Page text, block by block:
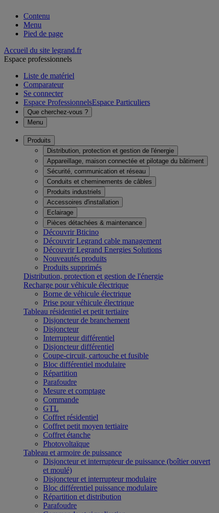
Contenu
Menu
Pied de page
Accueil du site legrand.fr
Espace professionnels
Liste de matériel
Comparateur
Se connecter
Espace ProfessionnelsEspace Particuliers
Que cherchez-vous ?
Menu
Produits
Distribution, protection et gestion de l'énergie
Appareillage, maison connectée et pilotage du bâtiment
Sécurité, communication et réseau
Conduits et cheminements de câbles
Produits industriels
Accessoires d'installation
Eclairage
Pièces détachées & maintenance
Découvrir Bticino
Découvrir Legrand cable management
Découvrir Legrand Energies Solutions
Nouveautés produits
Produits supprimés
Distribution, protection et gestion de l'énergie
Recharge pour véhicule électrique
Borne de véhicule électrique
Prise pour véhicule électrique
Tableau résidentiel et petit tertiaire
Disjoncteur de branchement
Disjoncteur
Interrupteur différentiel
Disjoncteur différentiel
Coupe-circuit, cartouche et fusible
Bloc différentiel modulaire
Répartition
Parafoudre
Mesure et comptage
Commande
GTL
Coffret résidentiel
Coffret petit moyen tertiaire
Coffret étanche
Photovoltaïque
Tableau et armoire de puissance
Disjoncteur et interrupteur de puissance (boîtier ouvert
et moulé)
Disjoncteur et interrupteur modulaire
Bloc différentiel puissance modulaire
Répartition et distribution
Parafoudre